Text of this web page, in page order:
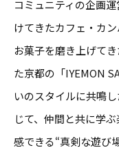
コミュニティの企画
けてきたカフェ・カ
お菓子を磨き上げて
た京都の「IYEMON
いのスタイルに共鳴
じて、仲間と共に学
感できる“真剣な遊び